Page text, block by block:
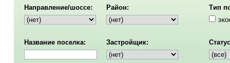
Направление/шоссе: Район:
Тип
Название поселка: Застройщик: